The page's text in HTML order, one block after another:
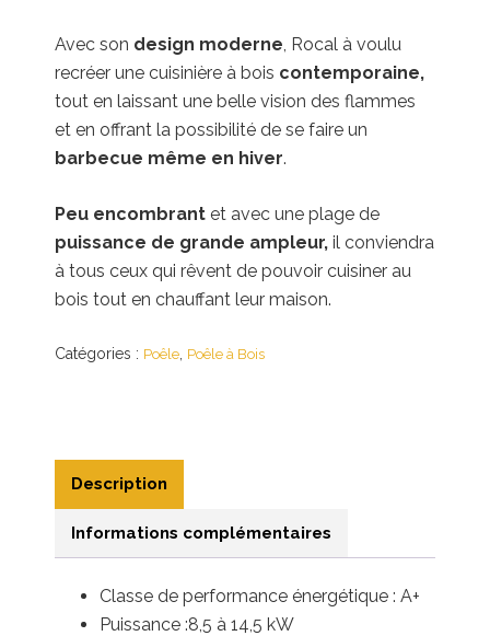
Avec son design moderne , Rocal à voulu
recréer une cuisinière à bois contemporaine,
tout en laissant une belle vision des flammes
et en offrant la possibilité de se faire un
barbecue même en hiver.
Peu encombrant et avec une plage de
puissance de grande ampleur, il conviendra
à tous ceux qui rêvent de pouvoir cuisiner au
bois tout en chauffant leur maison.
Catégories : Poêle Poêle à Bois
Description
Informations complémentaires
Classe de performance énergétique : A+
Puissance :8,5 à 14,5 kW